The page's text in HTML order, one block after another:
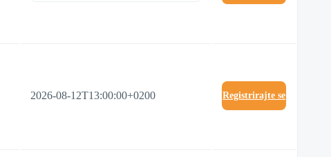
2026-08-12T13:00:00+0200 Registrirajte se